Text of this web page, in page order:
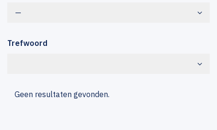
—
Trefwoord
Geen resultaten gevonden.